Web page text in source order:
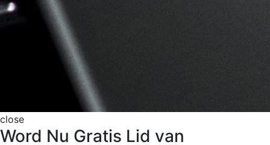
close
Word Nu Gratis Lid van